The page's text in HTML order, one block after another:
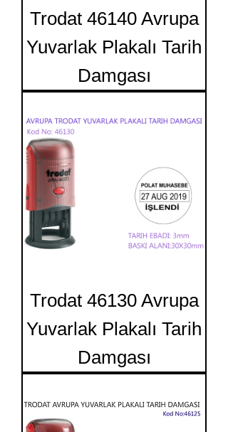
Trodat 46140 Avrupa
Yuvarlak Plakalı Tarih
Damgası
Trodat 46130 Avrupa
Yuvarlak Plakalı Tarih
Damgası